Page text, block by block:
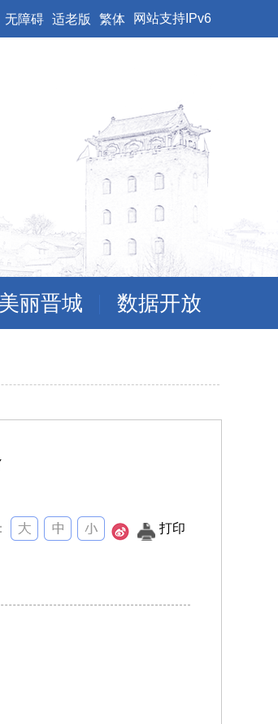
无障碍 适老版 繁体 网站支持IPv6
美丽晋城 数据开放
打印